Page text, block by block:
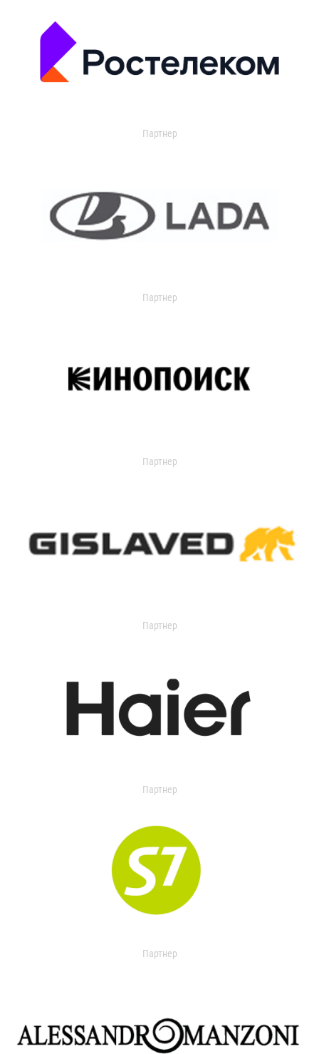
Партнер
Партнер
Партнер
Партнер
Партнер
Партнер